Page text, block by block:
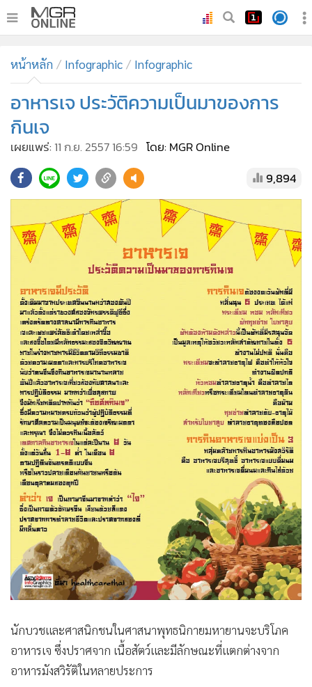
ทันเหตุการณ์
• ภาคใต้
• ภูมิภาค
Online Section
• ผู้จัดการรายวัน
• คอลัมนิสต์
• ละคร
CbizReview
ผู้จัดกวน
Good health & Well-being
Green Innovation & SD
Management & HR
MGR Live
Infographic
การเมือง
ท่องเที่ยว
กีฬา
ต่างประเทศ
Special Scoop
เศรษฐกิจ-ธุรกิจ
จีน
• ชุมชน-คุณภาพชีวิต
• อาชญากรรม
• เกม
• วิทยาศาสตร์
• SMEs
หน้าหลัก Infographic Infographic
อาหารเจ ประวัติความเป็นมาของการ
กินเจ
เผยแพร่: 11 ก.ย. 2557 16:59 โดย: MGR Online
9,894
นักบวชและศาสนิกชนในศาสนาพุทธนิกายมหายานจะบริโภค
อาหารเจ ซึ่งปราศจาก เนื้อสัตว์และมีลักษณะที่แตกต่างจาก
อาหารมังสวิรัติในหลายประการ